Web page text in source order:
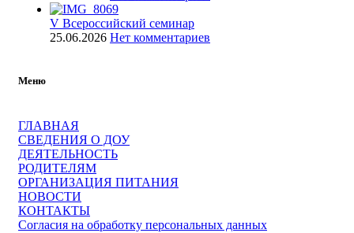
V Всероссийский семинар
25.06.2026 Нет комментариев
Меню
ГЛАВНАЯ
СВЕДЕНИЯ О ДОУ
ДЕЯТЕЛЬНОСТЬ
РОДИТЕЛЯМ
ОРГАНИЗАЦИЯ ПИТАНИЯ
НОВОСТИ
КОНТАКТЫ
Согласия на обработку персональных данных